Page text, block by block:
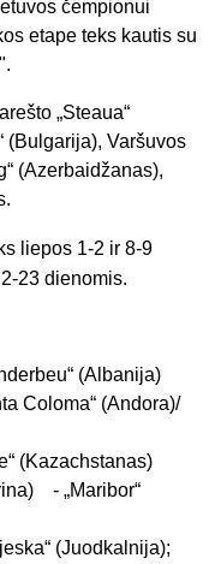
čempionui
etape teks kautis su
„Steaua“
(Bulgarija), Varšuvos
(Azerbaidžanas),
liepos 1-2 ir 8-9
23 dienomis.
(Albanija)
Coloma“ (Andora)/
(Kazachstanas)
- „Maribor“
(Juodkalnija);